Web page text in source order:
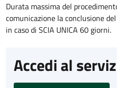
Durata massima del
comunicazione la conclusione
in caso di SCIA UNICA 60 giorni.
Accedi al